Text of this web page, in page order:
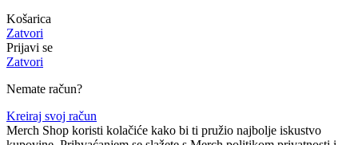
Košarica
Zatvori
Prijavi se
Zatvori
Nemate račun?
Kreiraj svoj račun
Merch Shop koristi kolačiće kako bi ti pružio najbolje iskustvo